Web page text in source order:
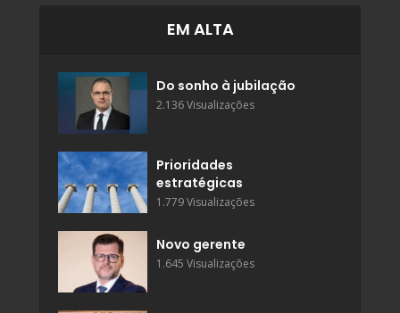
EM ALTA
Do sonho à jubilação
2.136 Visualizações
Prioridades
estratégicas
1.779 Visualizações
Novo gerente
1.645 Visualizações